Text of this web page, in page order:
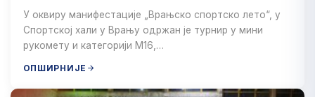
У оквиру манифестације „Врањско спортско лето“, у
Спортској хали у Врању одржан је турнир у мини
рукомету и категорији М16,…
ОПШИРНИЈЕ